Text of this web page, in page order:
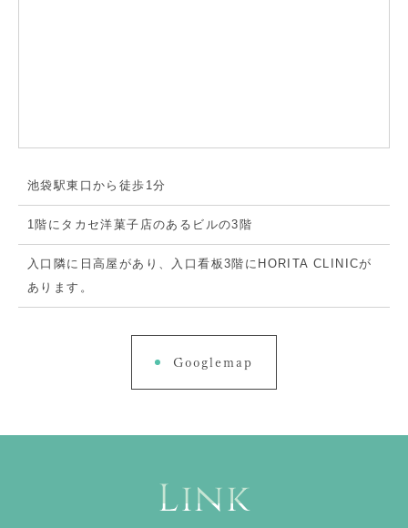
池袋駅東口から徒歩1分
1階にタカセ洋菓子店のあるビルの3階
入口隣に日高屋があり、入口看板3階にHORITA CLINICが
あります。
Googlemap
Link